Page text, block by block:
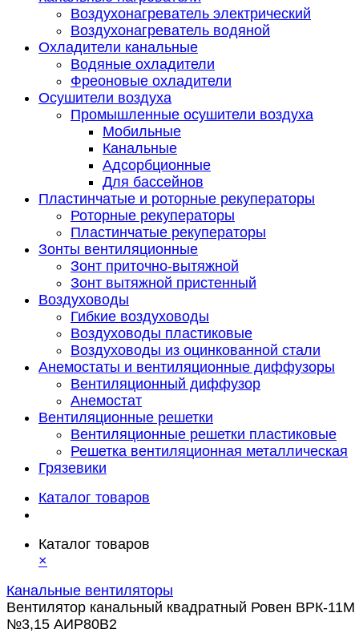
Воздухонагреватель электрический
Воздухонагреватель водяной
Охладители канальные
Водяные охладители
Фреоновые охладители
Осушители воздуха
Промышленные осушители воздуха
Мобильные
Канальные
Адсорбционные
Для бассейнов
Пластинчатые и роторные рекуператоры
Роторные рекуператоры
Пластинчатые рекуператоры
Зонты вентиляционные
Зонт приточно-вытяжной
Зонт вытяжной пристенный
Воздуховоды
Гибкие воздуховоды
Воздуховоды пластиковые
Воздуховоды из оцинкованной стали
Анемостаты и вентиляционные диффузоры
Вентиляционный диффузор
Анемостат
Вентиляционные решетки
Вентиляционные решетки пластиковые
Решетка вентиляционная металлическая
Грязевики
Каталог товаров
Каталог товаров
×
Канальные вентиляторы
Вентилятор канальный квадратный Ровен ВРК-11М
№3,15 АИР80В2